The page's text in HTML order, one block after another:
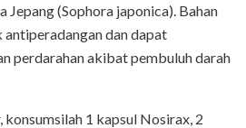
Jepang (Sophora japonica). Bahan
dan dapat
perdarahan akibat pembuluh darah
1 kapsul Nosirax, 2